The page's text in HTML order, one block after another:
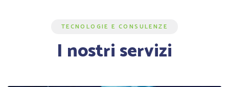
TECNOLOGIE E CONSULENZE
I nostri servizi